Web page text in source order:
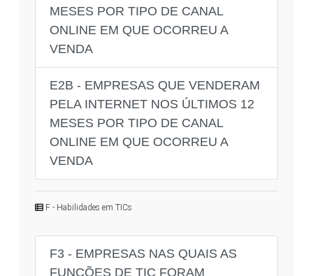
MESES POR TIPO DE CANAL
ONLINE EM QUE OCORREU A
VENDA
E2B - EMPRESAS QUE VENDERAM
PELA INTERNET NOS ÚLTIMOS 12
MESES POR TIPO DE CANAL
ONLINE EM QUE OCORREU A
VENDA
F - Habilidades em TICs
F3 - EMPRESAS NAS QUAIS AS
FUNÇÕES DE TIC FORAM